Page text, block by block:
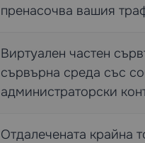
пренасочва вашия
Виртуален частен
сървърна среда със
администраторски
Отдалечената крайна